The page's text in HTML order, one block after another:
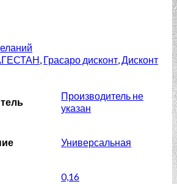
, Грасаро дисконт,Дисконт
Производитель не
указан
Универсальная
0,16